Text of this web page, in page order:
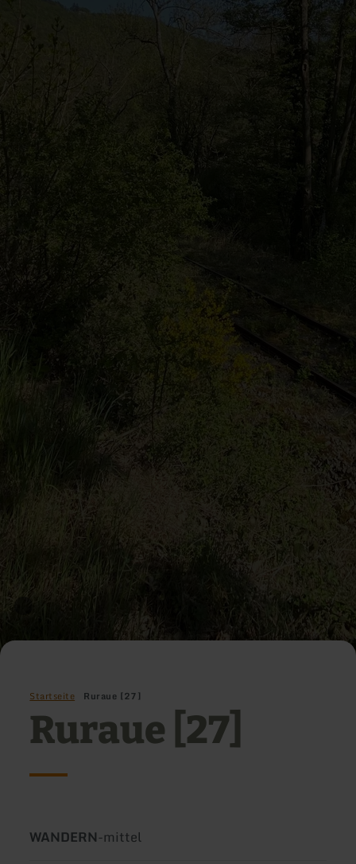
Startseite Ruraue [27]
Ruraue [27]
Art
WANDERN-Schwierigkeit:
mittel